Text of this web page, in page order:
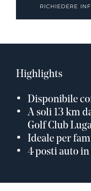
RICHIEDERE
Highlights
Disponibile
A soli 13 km
Golf Club
Ideale per
4 posti auto in